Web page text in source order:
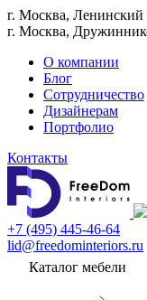
г. Москва, Ленинский
г. Москва,
О компании
Блог
Сотрудничество
Дизайнерам
Портфолио
Контакты
+7 (495) 445-46-64
lid@freedominteriors.ru
Каталог мебели